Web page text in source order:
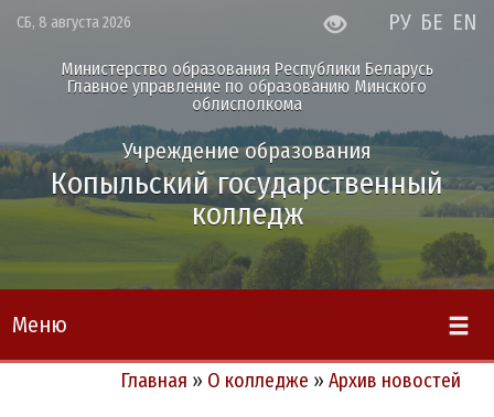
СБ, 8 августа 2026 РУ БЕ EN
Министерство образования Республики Беларусь
Главное управление по образованию Минского
облисполкома
Учреждение образования
Копыльский государственный
колледж
Меню
Главная » О колледже » Архив новостей